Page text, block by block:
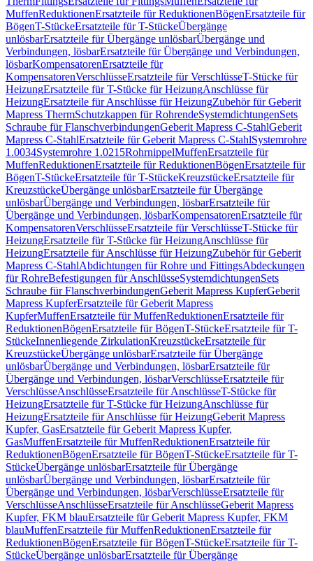
MuffenReduktionenErsatzteile für ReduktionenBögenErsatzteile für
BögenT-StückeErsatzteile für T-StückeÜbergänge
unlösbarErsatzteile für Übergänge unlösbarÜbergänge und
Verbindungen, lösbarErsatzteile für Übergänge und Verbindungen,
lösbarKompensatorenErsatzteile für
KompensatorenVerschlüsseErsatzteile für VerschlüsseT-Stücke für
HeizungErsatzteile für T-Stücke für HeizungAnschlüsse für
HeizungErsatzteile für Anschlüsse für HeizungZubehör für Geberit
Mapress ThermSchutzkappen für RohrendeSystemdichtungenSets
Schraube für FlanschverbindungenGeberit Mapress C-StahlGeberit
Mapress C-StahlErsatzteile für Geberit Mapress C-StahlSystemrohre
1.0034Systemrohre 1.0215RohrnippelMuffenErsatzteile für
MuffenReduktionenErsatzteile für ReduktionenBögenErsatzteile für
BögenT-StückeErsatzteile für T-StückeKreuzstückeErsatzteile für
KreuzstückeÜbergänge unlösbarErsatzteile für Übergänge
unlösbarÜbergänge und Verbindungen, lösbarErsatzteile für
Übergänge und Verbindungen, lösbarKompensatorenErsatzteile für
KompensatorenVerschlüsseErsatzteile für VerschlüsseT-Stücke für
HeizungErsatzteile für T-Stücke für HeizungAnschlüsse für
HeizungErsatzteile für Anschlüsse für HeizungZubehör für Geberit
Mapress C-StahlAbdichtungen für Rohre und FittingsAbdeckungen
für RohreBefestigungen für AnschlüsseSystemdichtungenSets
Schraube für FlanschverbindungenGeberit Mapress KupferGeberit
Mapress KupferErsatzteile für Geberit Mapress
KupferMuffenErsatzteile für MuffenReduktionenErsatzteile für
ReduktionenBögenErsatzteile für BögenT-StückeErsatzteile für T-
StückeInnenliegende ZirkulationKreuzstückeErsatzteile für
KreuzstückeÜbergänge unlösbarErsatzteile für Übergänge
unlösbarÜbergänge und Verbindungen, lösbarErsatzteile für
Übergänge und Verbindungen, lösbarVerschlüsseErsatzteile für
VerschlüsseAnschlüsseErsatzteile für AnschlüsseT-Stücke für
HeizungErsatzteile für T-Stücke für HeizungAnschlüsse für
HeizungErsatzteile für Anschlüsse für HeizungGeberit Mapress
Kupfer, GasErsatzteile für Geberit Mapress Kupfer,
GasMuffenErsatzteile für MuffenReduktionenErsatzteile für
ReduktionenBögenErsatzteile für BögenT-StückeErsatzteile für T-
StückeÜbergänge unlösbarErsatzteile für Übergänge
unlösbarÜbergänge und Verbindungen, lösbarErsatzteile für
Übergänge und Verbindungen, lösbarVerschlüsseErsatzteile für
VerschlüsseAnschlüsseErsatzteile für AnschlüsseGeberit Mapress
Kupfer, FKM blauErsatzteile für Geberit Mapress Kupfer, FKM
blauMuffenErsatzteile für MuffenReduktionenErsatzteile für
ReduktionenBögenErsatzteile für BögenT-StückeErsatzteile für T-
StückeÜbergänge unlösbarErsatzteile für Übergänge